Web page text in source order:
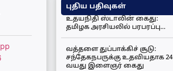
புதிய பதிவுகள்
உதயநிதி ஸ்டாலின் கைது:
தமிழக அரசியலில் பரபரப்பு…
வத்தளை துப்பாக்கிச் சூடு:
சந்தேகநபருக்கு உதவியதாக 24
வயது இளைஞர் கைது